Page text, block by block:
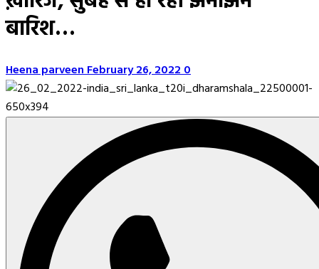
बारिश…
Heena parveenFebruary 26, 20220